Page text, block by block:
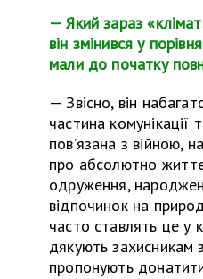
— Який зараз
він змінився у
мали до початку
— Звісно, він
частина комунікації
пов’язана з війною,
про абсолютно
одруження,
відпочинок на
часто ставлять це у
дякують захисникам
пропонують